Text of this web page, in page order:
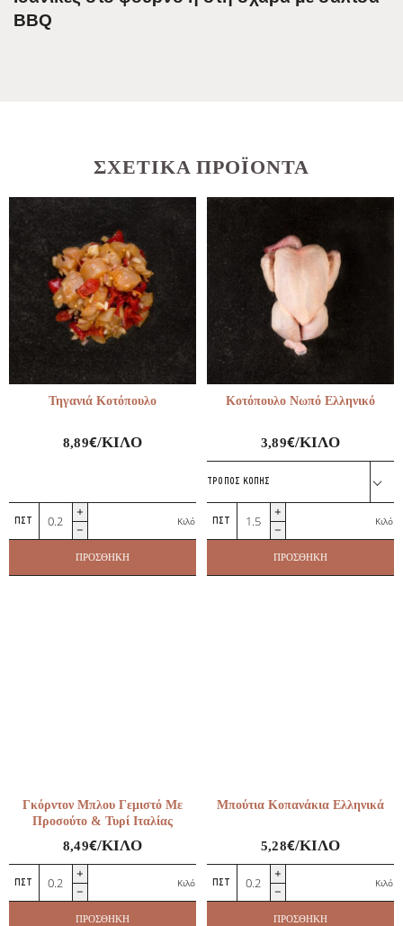
BBQ
ΣΧΕΤΙΚΆ ΠΡΟΪΌΝΤΑ
Τηγανιά Κοτόπουλο
8,89€/ΚΙΛΌ
Τηγανιά
Κοτόπουλο
ποσότητα
Κιλό
ΠΡΟΣΘΉΚΗ
Κοτόπουλο Νωπό Ελληνικό
3,89€/ΚΙΛΌ
ΤΡΌΠΟΣ ΚΟΠΉΣ
Κοτόπουλο
Νωπό
Ελληνικό
ποσότητα
Κιλό
ΠΡΟΣΘΉΚΗ
Γκόρντον Μπλου Γεμιστό Με
Προσούτο & Τυρί Ιταλίας
8,49€/ΚΙΛΌ
Γκόρντον
Μπλου
Γεμιστό
Κιλό
ΠΡΟΣΘΉΚΗ
Μπούτια Κοπανάκια Ελληνικά
5,28€/ΚΙΛΌ
Μπούτια
Κοπανάκια
Ελληνικά
Κιλό
ΠΡΟΣΘΉΚΗ